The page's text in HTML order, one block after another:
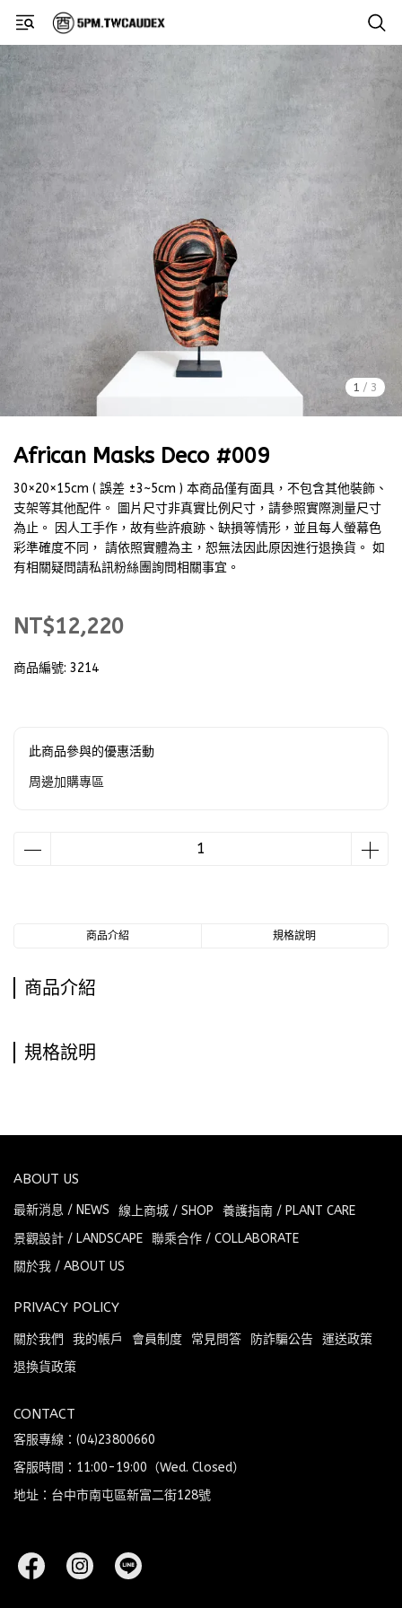
1 / 3
African Masks Deco #009
30×20×15cm ( 誤差 ±3~5cm ) 本商品僅有面具，不包含其他裝飾、
支架等其他配件。 圖片尺寸非真實比例尺寸，請參照實際測量尺寸
為止。 因人工手作，故有些許痕跡、缺損等情形，並且每人螢幕色
彩準確度不同， 請依照實體為主，恕無法因此原因進行退換貨。 如
有相關疑問請私訊粉絲團詢問相關事宜。
NT$12,220
商品編號: 3214
此商品參與的優惠活動
周邊加購專區
商品介紹 規格說明
商品介紹
規格說明
ABOUT US
最新消息 / NEWS 線上商城 / SHOP
養護指南 / PLANT CARE
景觀設計 / LANDSCAPE 聯乘合作 / COLLABORATE
關於我 / ABOUT US
PRIVACY POLICY
關於我們 我的帳戶 會員制度 常見問答 防詐騙公告 運送政策
退換貨政策
CONTACT
客服專線：(04)23800660
客服時間：11:00-19:00（Wed. Closed）
地址：台中市南屯區新富二街128號